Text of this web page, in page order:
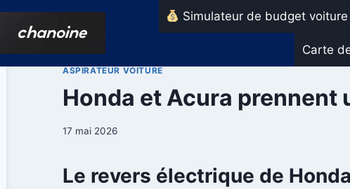
Aller
Simulateur de budget voiture
Carte
ASPIRATEUR VOITURE
Honda et Acura prennent
17 mai 2026
Le revers électrique de